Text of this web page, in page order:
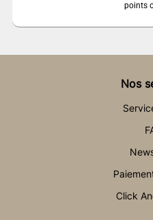
points
Nos
Click